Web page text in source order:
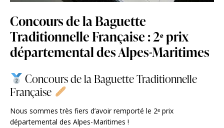
Concours de la Baguette
Traditionnelle Française : 2ᵉ prix
départemental des Alpes-Maritimes
Concours de la Baguette Traditionnelle
Française
Nous sommes très fiers d’avoir remporté le 2ᵉ prix
départemental des Alpes-Maritimes !